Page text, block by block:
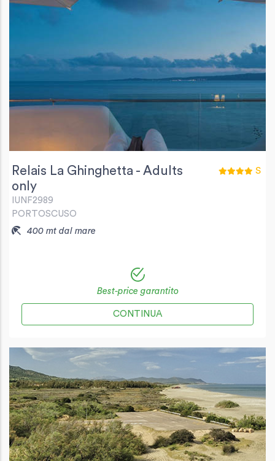
Relais La Ghinghetta - Adults
only
IUNF2989
PORTOSCUSO
400 mt dal mare
S
Best-price garantito
CONTINUA